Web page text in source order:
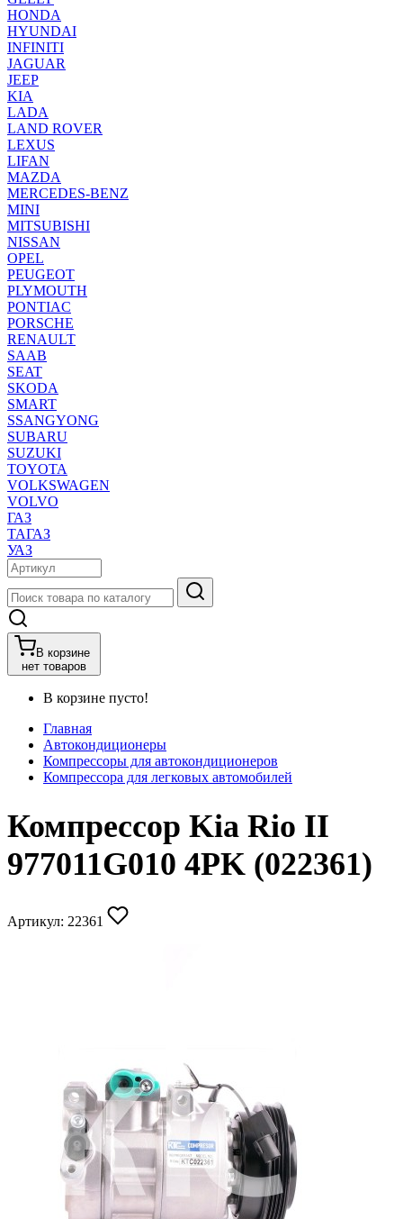
HONDA
HYUNDAI
INFINITI
JAGUAR
JEEP
KIA
LADA
LAND ROVER
LEXUS
LIFAN
MAZDA
MERCEDES-BENZ
MINI
MITSUBISHI
NISSAN
OPEL
PEUGEOT
PLYMOUTH
PONTIAC
PORSCHE
RENAULT
SAAB
SEAT
SKODA
SMART
SSANGYONG
SUBARU
SUZUKI
TOYOTA
VOLKSWAGEN
VOLVO
ГАЗ
ТАГАЗ
УАЗ
В корзине
нет товаров
В корзине пусто!
Главная
Автокондиционеры
Компрессоры для автокондиционеров
Компрессора для легковых автомобилей
Компрессор Kia Rio II
977011G010 4PK (022361)
Артикул: 22361